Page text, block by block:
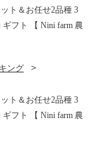
ト＆お任せ2品種 3
フト 【 Nini farm 農
ング
ト＆お任せ2品種 3
フト 【 Nini farm 農